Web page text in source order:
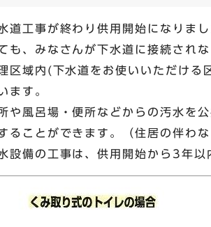
道工事が終わり供用開始になりま
も、みなさんが下水道に接続され
区域内(下水道をお使いいただける
ます。
や風呂場・便所などからの汚水を
ることができます。（住居の伴わ
設備の工事は、供用開始から3年以